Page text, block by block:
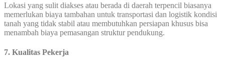
Lokasi yang sulit diakses atau berada di daerah terpencil biasanya
memerlukan biaya tambahan untuk transportasi dan logistik kondisi
tanah yang tidak stabil atau membutuhkan persiapan khusus bisa
menambah biaya pemasangan struktur pendukung.
7. Kualitas Pekerja